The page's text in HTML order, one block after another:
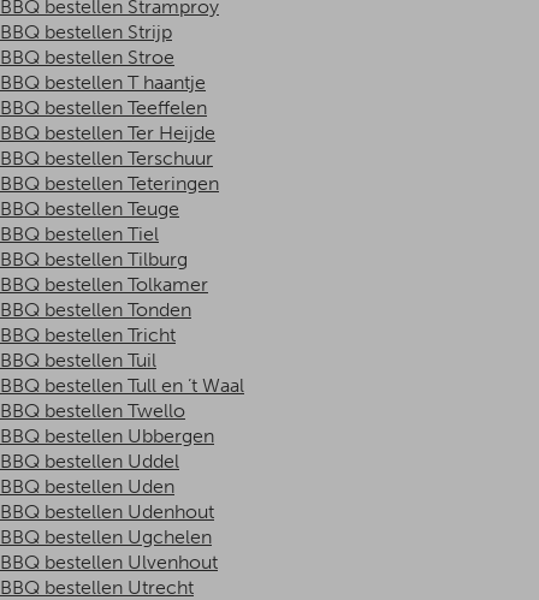
BBQ bestellen Stramproy
BBQ bestellen Strijp
BBQ bestellen Stroe
BBQ bestellen T haantje
BBQ bestellen Teeffelen
BBQ bestellen Ter Heijde
BBQ bestellen Terschuur
BBQ bestellen Teteringen
BBQ bestellen Teuge
BBQ bestellen Tiel
BBQ bestellen Tilburg
BBQ bestellen Tolkamer
BBQ bestellen Tonden
BBQ bestellen Tricht
BBQ bestellen Tuil
BBQ bestellen Tull en ’t Waal
BBQ bestellen Twello
BBQ bestellen Ubbergen
BBQ bestellen Uddel
BBQ bestellen Uden
BBQ bestellen Udenhout
BBQ bestellen Ugchelen
BBQ bestellen Ulvenhout
BBQ bestellen Utrecht